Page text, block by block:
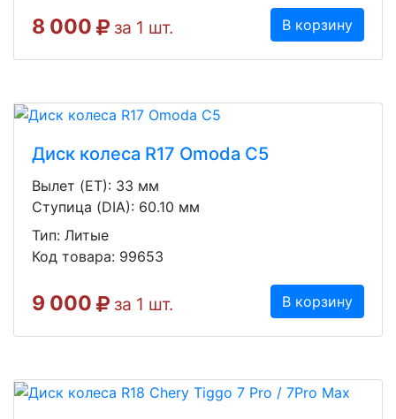
8 000 за 1 шт. В корзину
Диск колеса R17 Omoda C5
Вылет (ET): 33 мм
Ступица (DIA): 60.10 мм
Тип: Литые
Код товара: 99653
9 000 за 1 шт. В корзину